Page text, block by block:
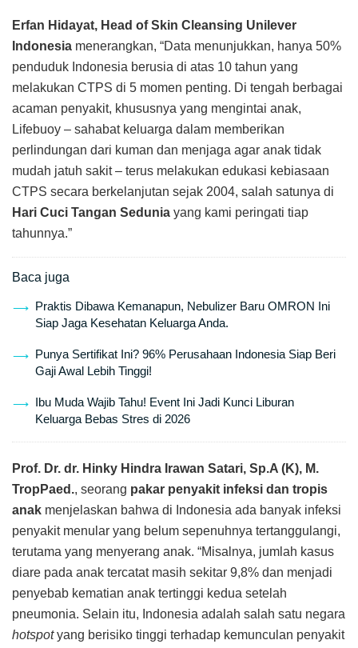
Erfan Hidayat, Head of Skin Cleansing Unilever
Indonesia menerangkan, “Data menunjukkan, hanya 50%
penduduk Indonesia berusia di atas 10 tahun yang
melakukan CTPS di 5 momen penting. Di tengah berbagai
acaman penyakit, khususnya yang mengintai anak,
Lifebuoy – sahabat keluarga dalam memberikan
perlindungan dari kuman dan menjaga agar anak tidak
mudah jatuh sakit – terus melakukan edukasi kebiasaan
CTPS secara berkelanjutan sejak 2004, salah satunya di
Hari Cuci Tangan Sedunia yang kami peringati tiap
tahunnya.”
Baca juga
Praktis Dibawa Kemanapun, Nebulizer Baru OMRON Ini
Siap Jaga Kesehatan Keluarga Anda.
Punya Sertifikat Ini? 96% Perusahaan Indonesia Siap Beri
Gaji Awal Lebih Tinggi!
Ibu Muda Wajib Tahu! Event Ini Jadi Kunci Liburan
Keluarga Bebas Stres di 2026
Prof. Dr. dr. Hinky Hindra Irawan Satari, Sp.A (K), M.
TropPaed., seorang pakar penyakit infeksi dan tropis
anak menjelaskan bahwa di Indonesia ada banyak infeksi
penyakit menular yang belum sepenuhnya tertanggulangi,
terutama yang menyerang anak. “Misalnya, jumlah kasus
diare pada anak tercatat masih sekitar 9,8% dan menjadi
penyebab kematian anak tertinggi kedua setelah
pneumonia. Selain itu, Indonesia adalah salah satu negara
hotspotyang berisiko tinggi terhadap kemunculan penyakit